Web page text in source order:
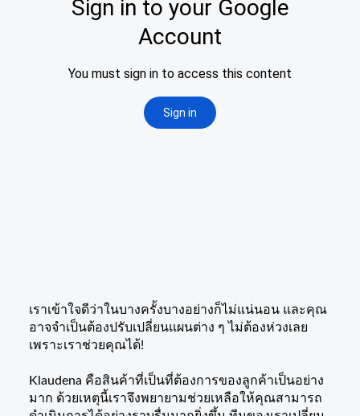
เราเข้าใจดีว่าในบางครั้งบางอย่างก็ไม่แน่นอน และคุณ
อาจจำเป็นต้องปรับเปลี่ยนแผนต่าง ๆ ไม่ต้องห่วงเลย
เพราะเราช่วยคุณได้!
Klaudena คือสินค้าที่เป็นที่ต้องการของลูกค้าเป็นอย่าง
มาก ด้วยเหตุนี้เราจึงพยายามช่วยเหลือให้คุณสามารถ